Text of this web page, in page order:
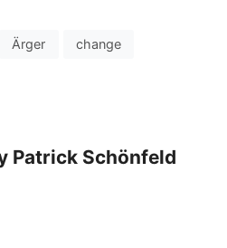
Ärger change
Patrick Schönfeld